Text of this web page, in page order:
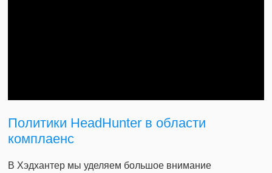
Политики HeadHunter в области
комплаенс
В Хэдхантер мы уделяем большое внимание